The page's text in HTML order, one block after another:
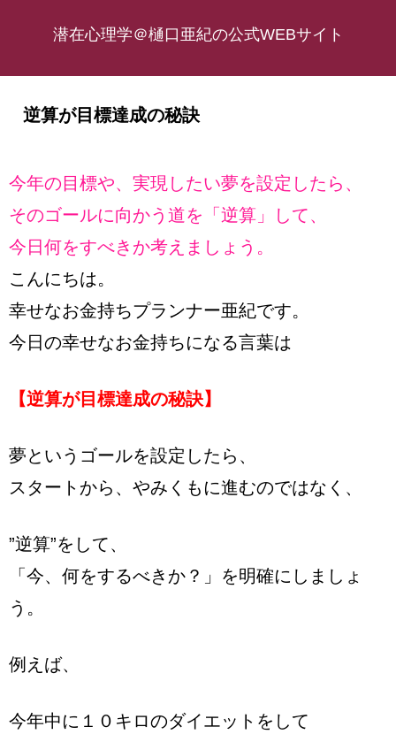
潜在心理学＠樋口亜紀の公式WEBサイト
逆算が目標達成の秘訣
今年の目標や、実現したい夢を設定したら、
そのゴールに向かう道を「逆算」して、
今日何をすべきか考えましょう。
こんにちは。
幸せなお金持ちプランナー亜紀です。
今日の幸せなお金持ちになる言葉は
【逆算が目標達成の秘訣】
夢というゴールを設定したら、
スタートから、やみくもに進むのではなく、
”逆算”をして、
「今、何をするべきか？」を明確にしましょ
う。
例えば、
今年中に１０キロのダイエットをして